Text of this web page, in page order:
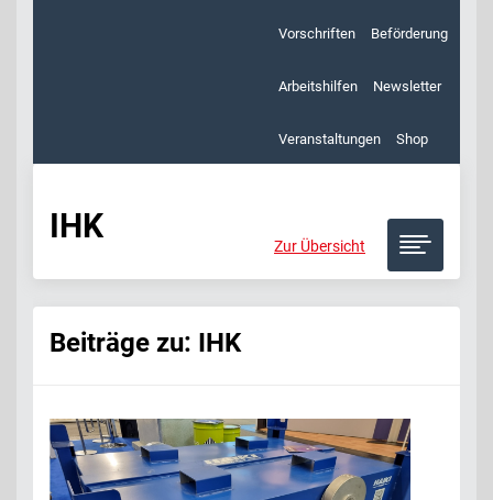
Vorschriften Beförderung
Arbeitshilfen Newsletter
Veranstaltungen Shop
Zur Übersicht
IHK
Beiträge zu: IHK